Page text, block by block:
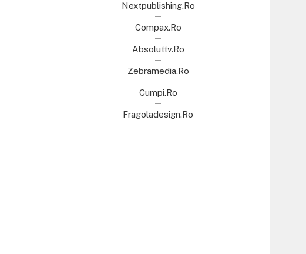
Nextpublishing.ro
Compax.ro
Absoluttv.ro
Zebramedia.ro
Cumpi.ro
Fragoladesign.ro